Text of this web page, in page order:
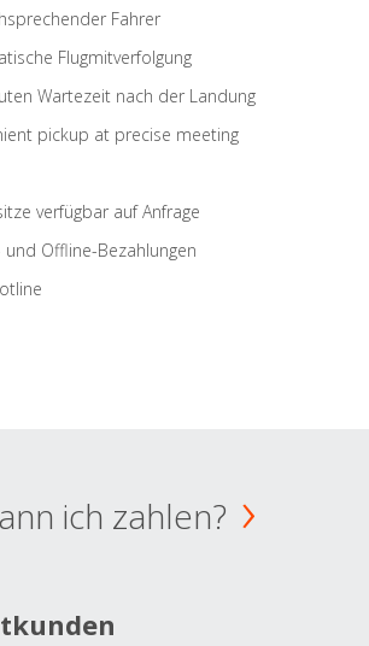
Fahrer
Flugmitverfolgung
Wartezeit nach der Landung
pickup at precise meeting
verfügbar auf Anfrage
und Offline-Bezahlungen
ich zahlen?